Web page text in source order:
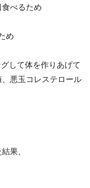
べるため
め
して体を作りあげて
悪玉コレステロール
果、